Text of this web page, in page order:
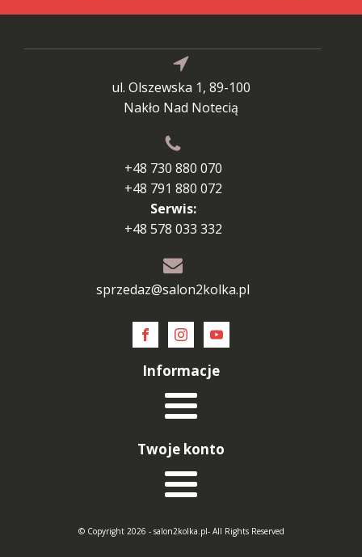
ul. Olszewska 1, 89-100
Nakło Nad Notecią
+48 730 880 070
+48 791 880 072
Serwis:
+48 578 033 332
sprzedaz@salon2kolka.pl
Informacje
Twoje konto
© Copyright 2026 - salon2kolka.pl- All Rights Reserved